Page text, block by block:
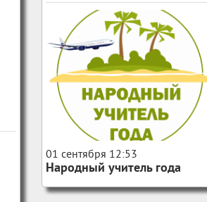
156 0
01 сентября 12:53
Народный учитель года